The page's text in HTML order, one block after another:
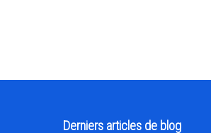
Derniers articles de blog